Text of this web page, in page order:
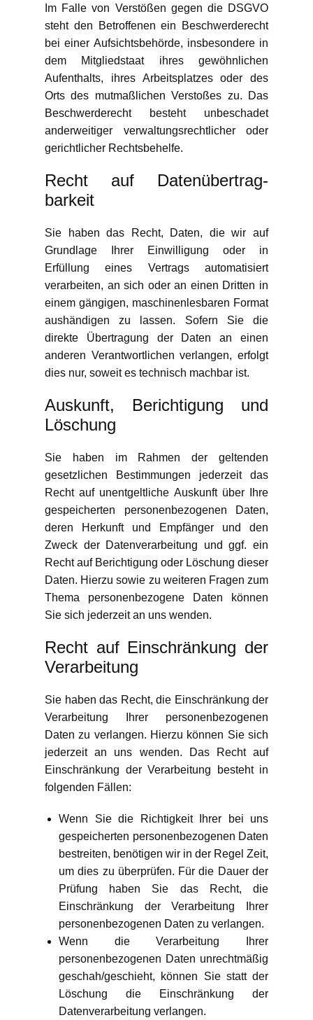
Im Falle von Verstößen gegen die DSGVO
steht den Betroffenen ein Beschwerderecht
bei einer Aufsichtsbehörde, insbesondere in
dem Mitgliedstaat ihres gewöhnlichen
Aufenthalts, ihres Arbeitsplatzes oder des
Orts des mutmaßlichen Verstoßes zu. Das
Beschwerderecht besteht unbeschadet
anderweitiger verwaltungsrechtlicher oder
gerichtlicher Rechtsbehelfe.
Recht auf Daten­übertrag­
barkeit
Sie haben das Recht, Daten, die wir auf
Grundlage Ihrer Einwilligung oder in
Erfüllung eines Vertrags automatisiert
verarbeiten, an sich oder an einen Dritten in
einem gängigen, maschinenlesbaren Format
aushändigen zu lassen. Sofern Sie die
direkte Übertragung der Daten an einen
anderen Verantwortlichen verlangen, erfolgt
dies nur, soweit es technisch machbar ist.
Auskunft, Berichtigung und
Löschung
Sie haben im Rahmen der geltenden
gesetzlichen Bestimmungen jederzeit das
Recht auf unentgeltliche Auskunft über Ihre
gespeicherten personenbezogenen Daten,
deren Herkunft und Empfänger und den
Zweck der Datenverarbeitung und ggf. ein
Recht auf Berichtigung oder Löschung dieser
Daten. Hierzu sowie zu weiteren Fragen zum
Thema personenbezogene Daten können
Sie sich jederzeit an uns wenden.
Recht auf Einschränkung der
Verarbeitung
Sie haben das Recht, die Einschränkung der
Verarbeitung Ihrer personenbezogenen
Daten zu verlangen. Hierzu können Sie sich
jederzeit an uns wenden. Das Recht auf
Einschränkung der Verarbeitung besteht in
folgenden Fällen:
Wenn Sie die Richtigkeit Ihrer bei uns
gespeicherten personenbezogenen Daten
bestreiten, benötigen wir in der Regel Zeit,
um dies zu überprüfen. Für die Dauer der
Prüfung haben Sie das Recht, die
Einschränkung der Verarbeitung Ihrer
personenbezogenen Daten zu verlangen.
Wenn die Verarbeitung Ihrer
personenbezogenen Daten unrechtmäßig
geschah/geschieht, können Sie statt der
Löschung die Einschränkung der
Datenverarbeitung verlangen.